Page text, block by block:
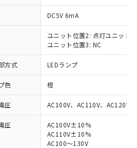
DC5V 6mA
ユニット位置2: 点灯ユニット
ユニット位置3: NC
方式 LEDランプ
色 橙
圧 AC100V、AC110V、AC120V
圧
AC100V±10%
AC110V±10%
AC100～130V